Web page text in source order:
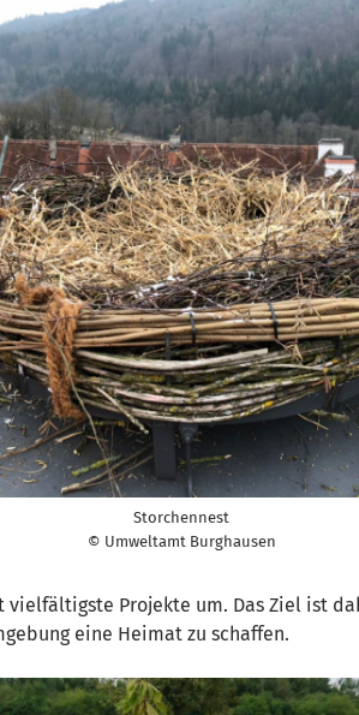
Storchennest
© Umweltamt Burghausen
Projekte um. Das Ziel ist
eine Heimat zu schaffen.